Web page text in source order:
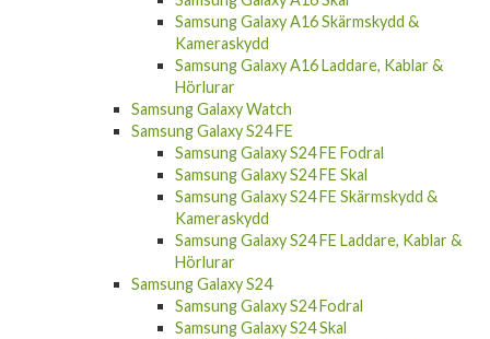
Samsung Galaxy A16 Skärmskydd &
Kameraskydd
Samsung Galaxy A16 Laddare, Kablar &
Hörlurar
Samsung Galaxy Watch
Samsung Galaxy S24 FE
Samsung Galaxy S24 FE Fodral
Samsung Galaxy S24 FE Skal
Samsung Galaxy S24 FE Skärmskydd &
Kameraskydd
Samsung Galaxy S24 FE Laddare, Kablar &
Hörlurar
Samsung Galaxy S24
Samsung Galaxy S24 Fodral
Samsung Galaxy S24 Skal